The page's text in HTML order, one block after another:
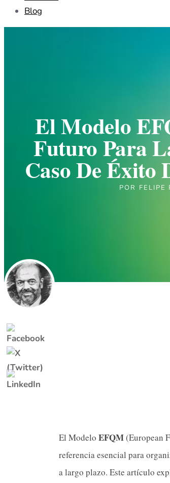
Blog
El Modelo
Futuro Para
Caso De Éxito
POR FELIPE
El Modelo EFQM(European
referencia esencial para
a largo plazo. Este artículo